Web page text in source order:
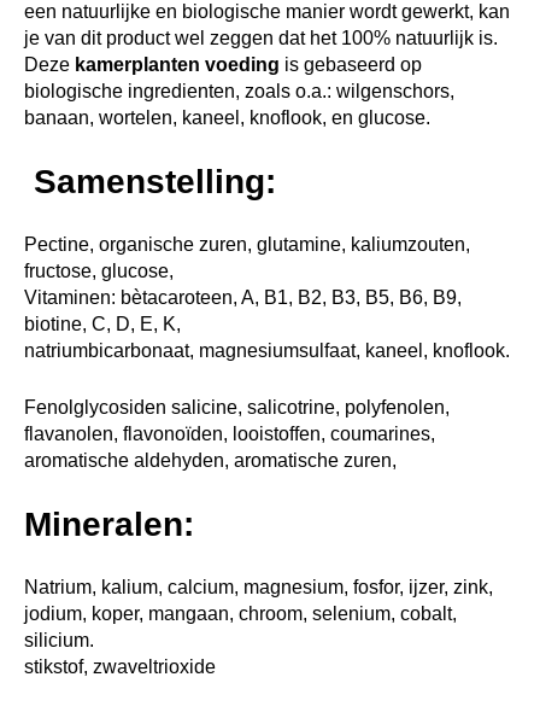
een natuurlijke en biologische manier wordt gewerkt, kan
je van dit product wel zeggen dat het 100% natuurlijk is.
Deze kamerplanten voeding is gebaseerd op
biologische ingredienten, zoals o.a.: wilgenschors,
banaan, wortelen, kaneel, knoflook, en glucose.
Samenstelling:
Pectine, organische zuren, glutamine, kaliumzouten,
fructose, glucose,
Vitaminen: bètacaroteen, A, B1, B2, B3, B5, B6, B9,
biotine, C, D, E, K,
natriumbicarbonaat, magnesiumsulfaat, kaneel, knoflook.
Fenolglycosiden salicine, salicotrine, polyfenolen,
flavanolen, flavonoïden, looistoffen, coumarines,
aromatische aldehyden, aromatische zuren,
Mineralen:
Natrium, kalium, calcium, magnesium, fosfor, ijzer, zink,
jodium, koper, mangaan, chroom, selenium, cobalt,
silicium.
stikstof, zwaveltrioxide